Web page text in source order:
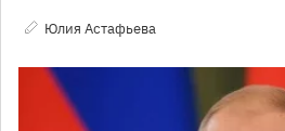
Юлия Астафьева